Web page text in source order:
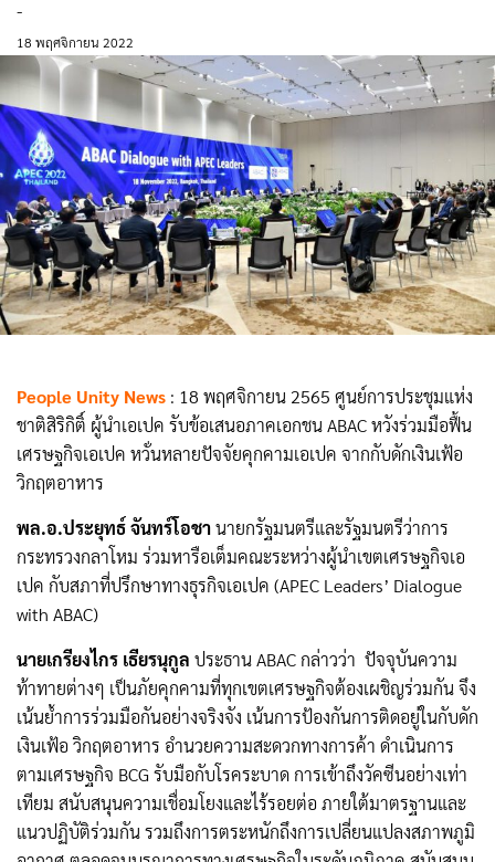
-
18 พฤศจิกายน 2022
People Unity News : 18 พฤศจิกายน 2565 ศูนย์การประชุมแห่ง
ชาติสิริกิติ์ ผู้นำเอเปค รับข้อเสนอภาคเอกชน ABAC หวังร่วมมือฟื้น
เศรษฐกิจเอเปค หวั่นหลายปัจจัยคุกคามเอเปค จากกับดักเงินเฟ้อ
วิกฤตอาหาร
พล.อ.ประยุทธ์ จันทร์โอชานายกรัฐมนตรีและรัฐมนตรีว่าการ
กระทรวงกลาโหม ร่วมหารือเต็มคณะระหว่างผู้นำเขตเศรษฐกิจเอ
เปค กับสภาที่ปรึกษาทางธุรกิจเอเปค (APEC Leaders’ Dialogue
with ABAC)
นายเกรียงไกร เธียรนุกูล ประธาน ABAC กล่าวว่า ปัจจุบันความ
ท้าทายต่างๆ เป็นภัยคุกคามที่ทุกเขตเศรษฐกิจต้องเผชิญร่วมกัน จึง
เน้นย้ำการร่วมมือกันอย่างจริงจัง เน้นการป้องกันการติดอยู่ในกับดัก
เงินเฟ้อ วิกฤตอาหาร อำนวยความสะดวกทางการค้า ดำเนินการ
ตามเศรษฐกิจ BCG รับมือกับโรคระบาด การเข้าถึงวัคซีนอย่างเท่า
เทียม สนับสนุนความเชื่อมโยงและไร้รอยต่อ ภายใต้มาตรฐานและ
แนวปฏิบัติร่วมกัน รวมถึงการตระหนักถึงการเปลี่ยนแปลงสภาพภูมิ